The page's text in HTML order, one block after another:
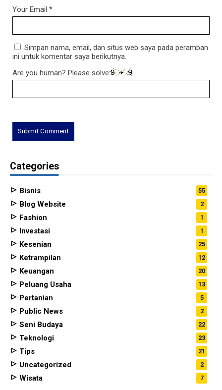
Your Email *
Simpan nama, email, dan situs web saya pada peramban
ini untuk komentar saya berikutnya.
Are you human? Please solve:
Categories
Bisnis 55
Blog Website 2
Fashion 1
Investasi 1
Kesenian 25
Ketrampilan 12
Keuangan 20
Peluang Usaha 13
Pertanian 5
Public News 2
Seni Budaya 22
Teknologi 23
Tips 21
Uncategorized 2
Wisata 7